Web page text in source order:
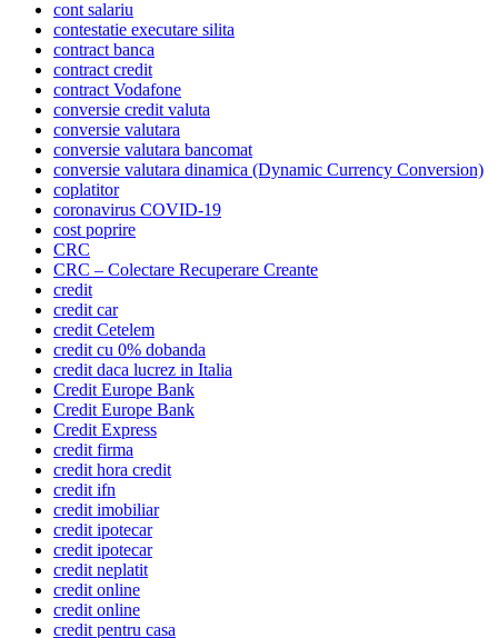
cont salariu
contestatie executare silita
contract banca
contract credit
contract Vodafone
conversie credit valuta
conversie valutara
conversie valutara bancomat
conversie valutara dinamica (Dynamic Currency Conversion)
coplatitor
coronavirus COVID-19
cost poprire
CRC
CRC – Colectare Recuperare Creante
credit
credit car
credit Cetelem
credit cu 0% dobanda
credit daca lucrez in Italia
Credit Europe Bank
Credit Europe Bank
Credit Express
credit firma
credit hora credit
credit ifn
credit imobiliar
credit ipotecar
credit ipotecar
credit neplatit
credit online
credit online
credit pentru casa